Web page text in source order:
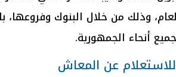
وذلك من خلال البنوك وفروعها،
أنحاء الجمهورية.
عن المعاش